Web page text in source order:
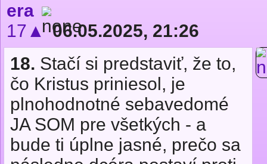
era
17▲ 06.05.2025, 21:26
18. Stačí si predstaviť, že to,
čo Kristus priniesol, je
plnohodnotné sebavedomé
JA SOM pre všetkých - a
bude ti úplne jasné, prečo sa